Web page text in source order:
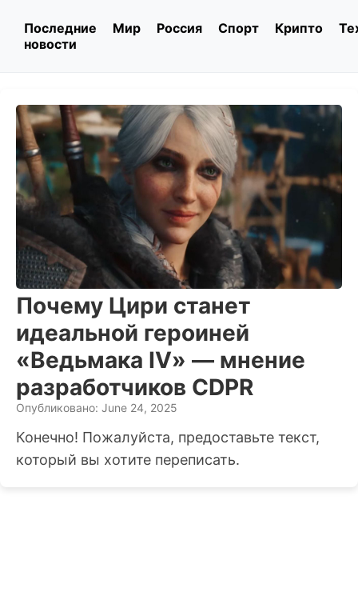
Последние
новости
Мир Россия Спорт Крипто
Почему Цири станет
идеальной героиней
«Ведьмака IV» — мнение
разработчиков CDPR
Опубликовано: June 24, 2025
Конечно! Пожалуйста, предоставьте текст,
который вы хотите переписать.